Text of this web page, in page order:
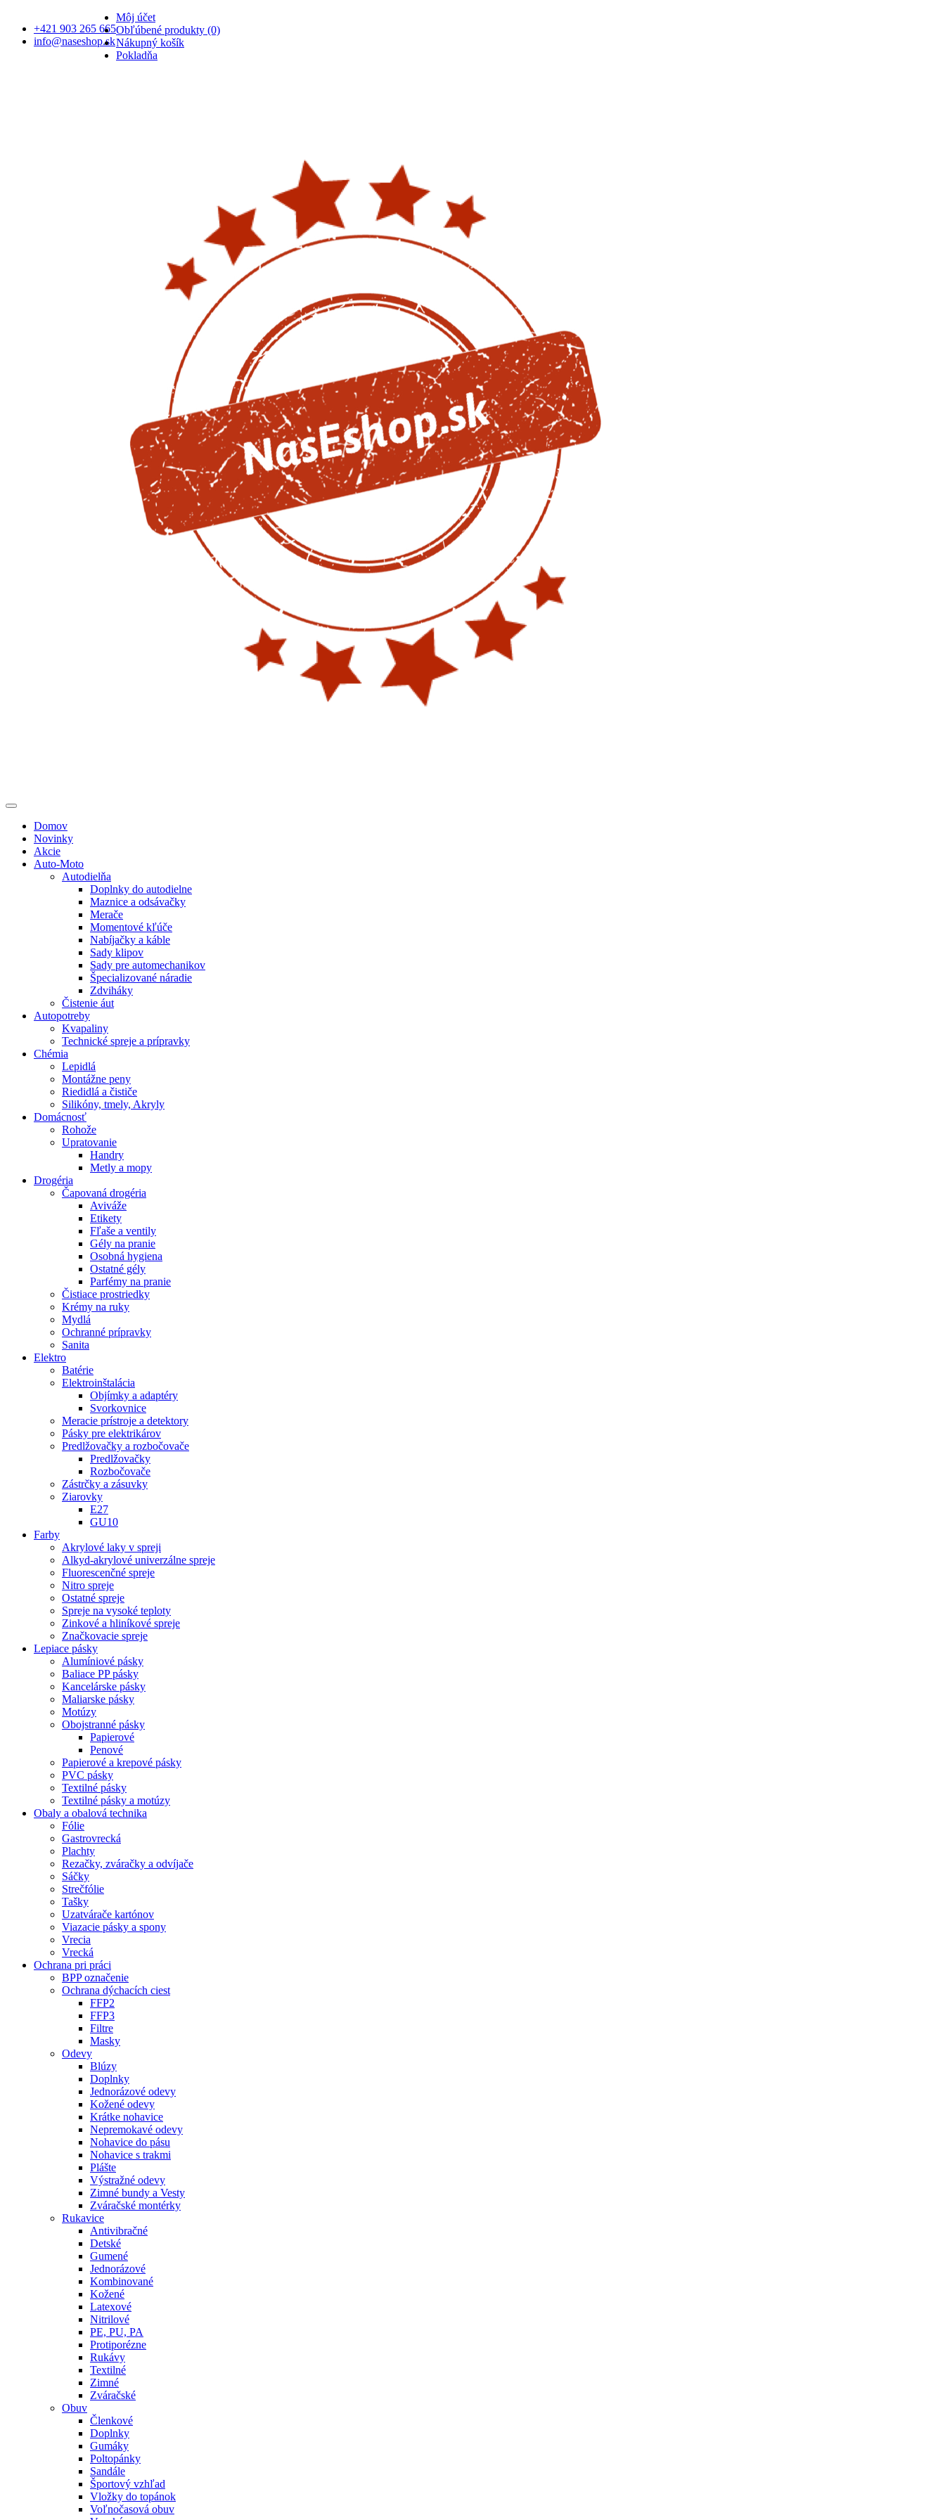
+421 903 265 665
info@naseshop.sk
Môj účet
Obľúbené produkty (0)
Nákupný košík
Pokladňa
Domov
Novinky
Akcie
Auto-Moto
Autodielňa
Doplnky do autodielne
Maznice a odsávačky
Merače
Momentové kľúče
Nabíjačky a káble
Sady klipov
Sady pre automechanikov
Špecializované náradie
Zdviháky
Čistenie áut
Autopotreby
Kvapaliny
Technické spreje a prípravky
Chémia
Lepidlá
Montážne peny
Riedidlá a čističe
Silikóny, tmely, Akryly
Domácnosť
Rohože
Upratovanie
Handry
Metly a mopy
Drogéria
Čapovaná drogéria
Aviváže
Etikety
Fľaše a ventily
Gély na pranie
Osobná hygiena
Ostatné gély
Parfémy na pranie
Čistiace prostriedky
Krémy na ruky
Mydlá
Ochranné prípravky
Sanita
Elektro
Batérie
Elektroinštalácia
Objímky a adaptéry
Svorkovnice
Meracie prístroje a detektory
Pásky pre elektrikárov
Predlžovačky a rozbočovače
Predlžovačky
Rozbočovače
Zástrčky a zásuvky
Ziarovky
E27
GU10
Farby
Akrylové laky v spreji
Alkyd-akrylové univerzálne spreje
Fluorescenčné spreje
Nitro spreje
Ostatné spreje
Spreje na vysoké teploty
Zinkové a hliníkové spreje
Značkovacie spreje
Lepiace pásky
Alumíniové pásky
Baliace PP pásky
Kancelárske pásky
Maliarske pásky
Motúzy
Obojstranné pásky
Papierové
Penové
Papierové a krepové pásky
PVC pásky
Textilné pásky
Textilné pásky a motúzy
Obaly a obalová technika
Fólie
Gastrovrecká
Plachty
Rezačky, zváračky a odvíjače
Sáčky
Strečfólie
Tašky
Uzatvárače kartónov
Viazacie pásky a spony
Vrecia
Vrecká
Ochrana pri práci
BPP označenie
Ochrana dýchacích ciest
FFP2
FFP3
Filtre
Masky
Odevy
Blúzy
Doplnky
Jednorázové odevy
Kožené odevy
Krátke nohavice
Nepremokavé odevy
Nohavice do pásu
Nohavice s trakmi
Plášte
Výstražné odevy
Zimné bundy a Vesty
Zváračské montérky
Rukavice
Antivibračné
Detské
Gumené
Jednorázové
Kombinované
Kožené
Latexové
Nitrilové
PE, PU, PA
Protiporézne
Rukávy
Textilné
Zimné
Zváračské
Obuv
Členkové
Doplnky
Gumáky
Poltopánky
Sandále
Športový vzhľad
Vložky do topánok
Voľnočasová obuv